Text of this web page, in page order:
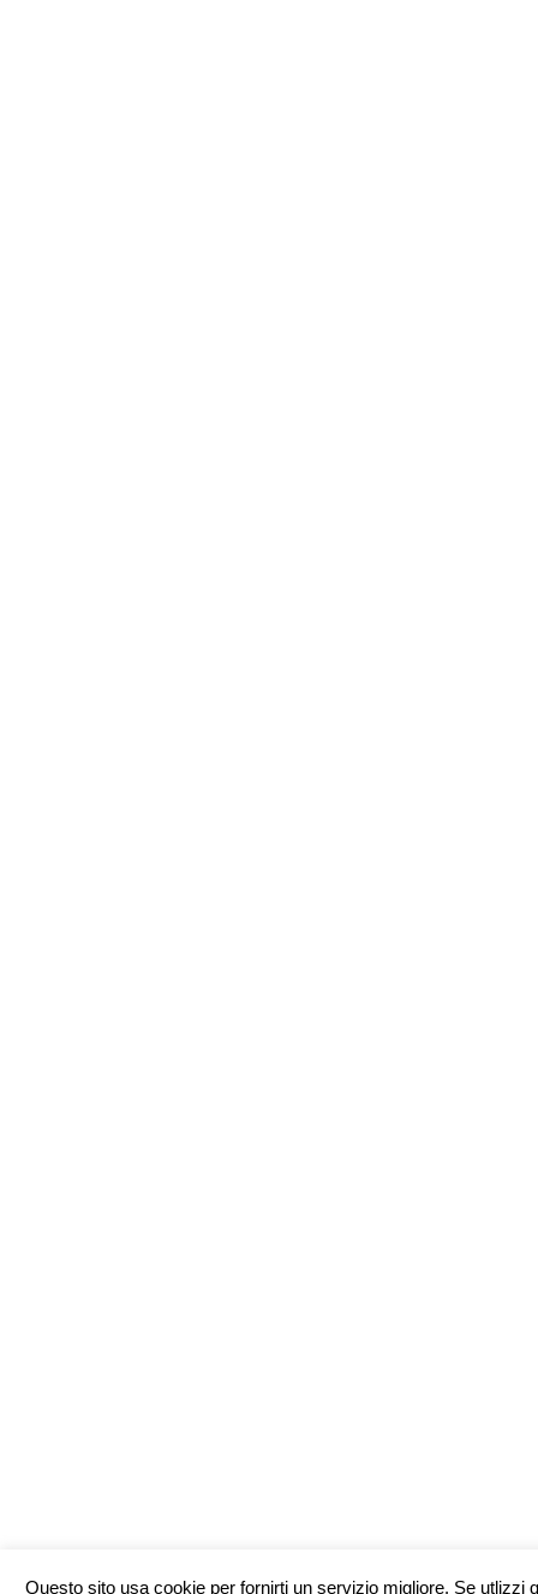
Questo sito usa cookie per fornirti un servizio migliore. Se utlizzi